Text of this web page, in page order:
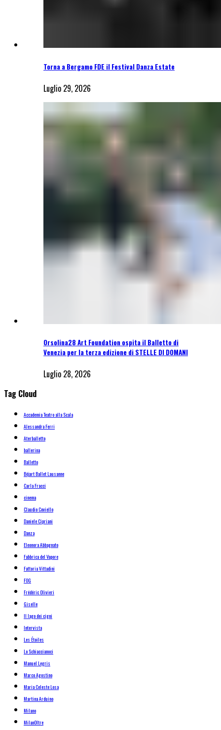
Torna a Bergamo FDE il Festival Danza Estate
Luglio 29, 2026
Orsolina28 Art Foundation ospita il Balletto di
Venezia per la terza edizione di STELLE DI DOMANI
Luglio 28, 2026
Tag Cloud
Accademia Teatro alla Scala
Alessandra Ferri
Aterballetto
ballerina
Balletto
Béjart Ballet Lausanne
Carla Fracci
cinema
Claudio Coviello
Daniele Cipriani
Danza
Eleonora Abbagnato
Fabbrica del Vapore
Fattoria Vittadini
FOG
Frédéric Olivieri
Giselle
Il lago dei cigni
Intervista
Les Étoiles
Lo Schiaccianoci
Manuel Legris
Marco Agostino
Maria Celeste Losa
Martina Arduino
Milano
MilanOltre